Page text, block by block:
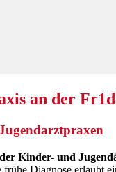
an der
Kinder- und
Diagnose erlaubt